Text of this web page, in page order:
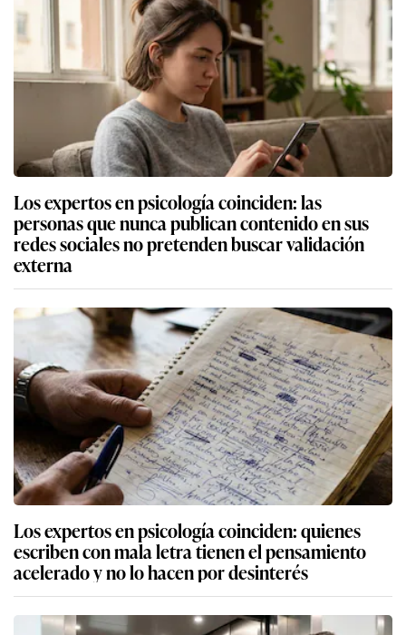
Los expertos en psicología coinciden: las
personas que nunca publican contenido en sus
redes sociales no pretenden buscar validación
externa
Los expertos en psicología coinciden: quienes
escriben con mala letra tienen el pensamiento
acelerado y no lo hacen por desinterés